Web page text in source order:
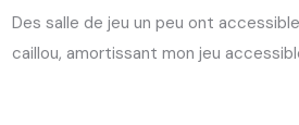
Des salle de jeu un peu ont
caillou, amortissant mon jeu